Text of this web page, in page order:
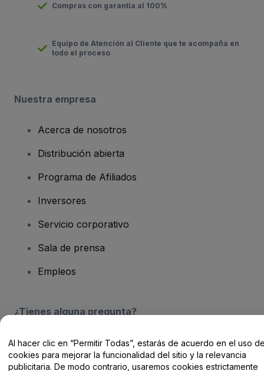
Compras con garantía al 100%
Equipo de Atención al Cliente que te acompaña en
todo el proceso
Nuestra empresa
Acerca de nosotros
Distribución abierta
Programa de Afiliados
Inversores
Servicio corporativo
Sala de prensa
Empleos
¿Tienes alguna pregunta?
Centro de Ayuda / Contacto
Al hacer clic en “Permitir Todas”, estarás de acuerdo en el uso
cookies para mejorar la funcionalidad del sitio y la relevancia
publicitaria. De modo contrario, usaremos cookies estrictamente